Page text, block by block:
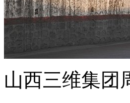
山西三维集团